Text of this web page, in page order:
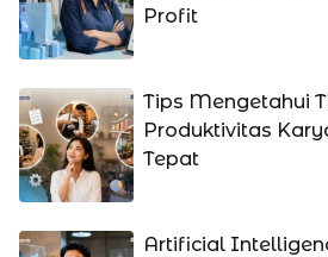
Profit
Tips Mengetahui
Produktivitas
Tepat
Artificial